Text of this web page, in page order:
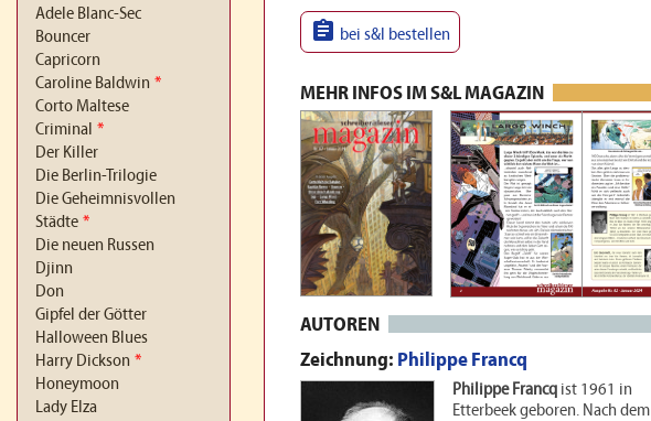
Adele Blanc-Sec
Bouncer
Capricorn
Caroline Baldwin *
Corto Maltese
Criminal *
Der Killer
Die Berlin-Trilogie
Die Geheimnisvollen
Städte *
Die neuen Russen
Djinn
Don
Gipfel der Götter
Halloween Blues
Harry Dickson *
Honeymoon
Lady Elza
 bei s&l bestellen
MEHR INFOS IM S&L MAGAZIN
AUTOREN
Zeichnung: Philippe Francq
Philippe Francq ist 1961 in
Etterbeek geboren. Nach dem